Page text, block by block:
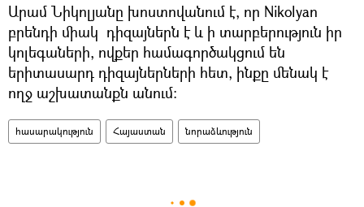
Արամ Նիկոլյանը խոստովանում է, որ Nikolyan
բրենդի միակ դիզայներն է և ի տարբերություն իր
կոլեգաների, ովքեր համագործակցում են
երիտասարդ դիզայներների հետ, ինքը մենակ է
ողջ աշխատանքն անում։
հասարակություն Հայաստան նորաձևություն